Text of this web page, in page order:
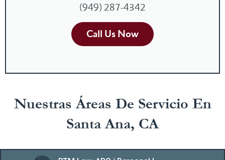
(949) 287-4342
Call Us Now
Nuestras Áreas De Servicio En
Santa Ana, CA